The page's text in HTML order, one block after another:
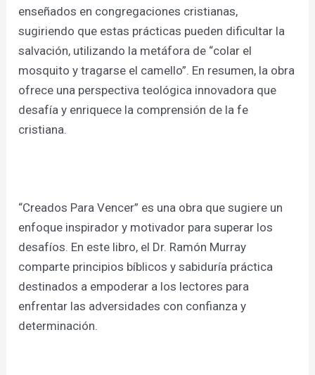
enseñados en congregaciones cristianas,
sugiriendo que estas prácticas pueden dificultar la
salvación, utilizando la metáfora de “colar el
mosquito y tragarse el camello”. En resumen, la obra
ofrece una perspectiva teológica innovadora que
desafía y enriquece la comprensión de la fe
cristiana.
“Creados Para Vencer” es una obra que sugiere un
enfoque inspirador y motivador para superar los
desafíos. En este libro, el Dr. Ramón Murray
comparte principios bíblicos y sabiduría práctica
destinados a empoderar a los lectores para
enfrentar las adversidades con confianza y
determinación.